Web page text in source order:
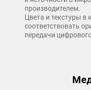
производителем.
Цвета и текстуры в
соответствовать
передачи